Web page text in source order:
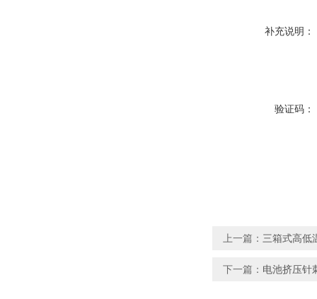
补充说明：
验证码：
上一篇： 三箱式高低
下一篇： 电池挤压针